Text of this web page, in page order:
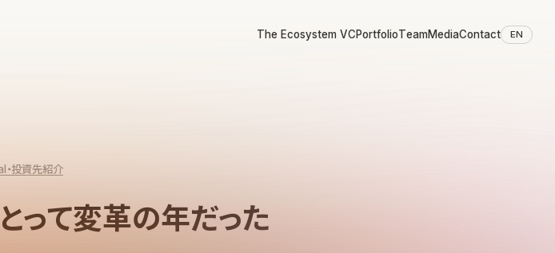
The Ecosystem VCPortfolioTeamMediaContact EN
投資先紹介
て変革の年だった